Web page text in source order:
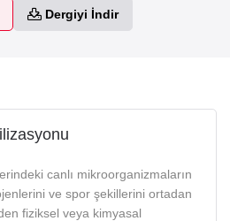
Dergiyi İndir
canlı mikroorganizmaların
ve spor şekillerini ortadan
fiziksel veya kimyasal